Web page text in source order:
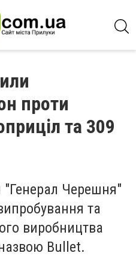
проти
та 309
"Генерал Черешня"
та
виробництва
Bullet.